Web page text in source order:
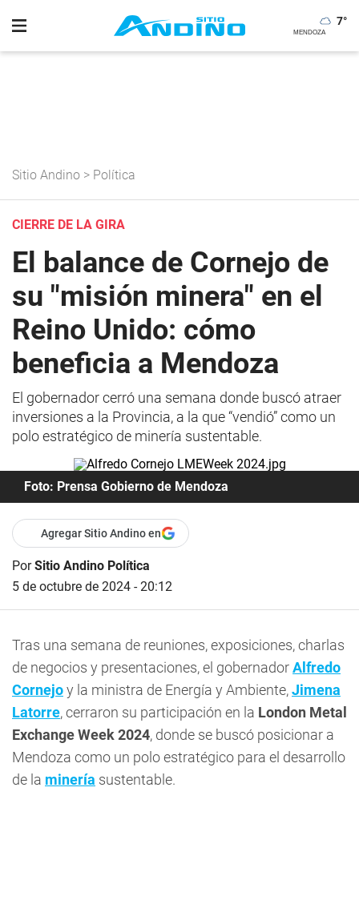
7°
Sitio Andino > Política
CIERRE DE LA GIRA
El balance de Cornejo de
su "misión minera" en el
Reino Unido: cómo
beneficia a Mendoza
El gobernador cerró una semana donde buscó atraer
inversiones a la Provincia, a la que “vendió” como un
polo estratégico de minería sustentable.
Foto: Prensa Gobierno de Mendoza
Agregar Sitio Andino en
PorSitio Andino Política
5 de octubre de 2024 - 20:12
Tras una semana de reuniones, exposiciones, charlas
de negocios y presentaciones, el gobernadorAlfredo
Cornejoy la ministra de Energía y Ambiente,Jimena
Latorre, cerraron su participación en la London Metal
Exchange Week 2024, donde se buscó posicionar a
Mendoza como un polo estratégico para el desarrollo
de la minería sustentable.